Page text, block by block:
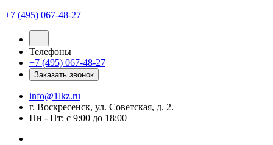
+7 (495) 067-48-27
Телефоны
+7 (495) 067-48-27
Заказать звонок
info@1lkz.ru
г. Воскресенск, ул. Советская, д. 2.
Пн - Пт: с 9:00 до 18:00